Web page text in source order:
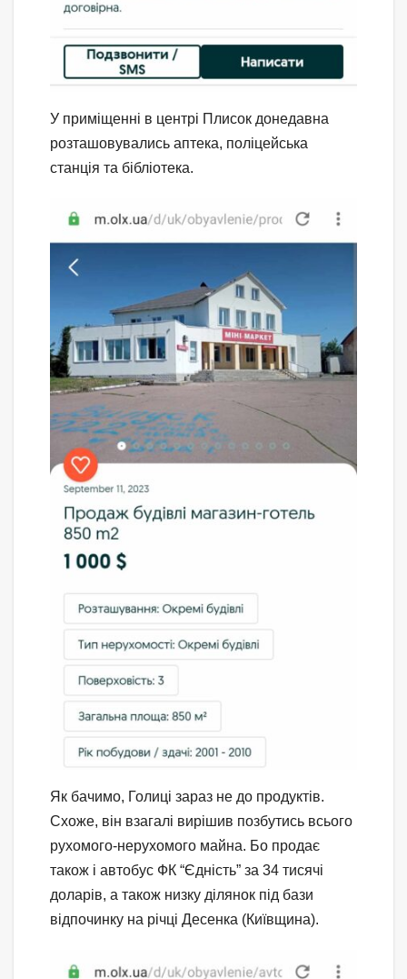
У приміщенні в центрі Плисок донедавна
розташовувались аптека, поліцейська
станція та бібліотека.
Як бачимо, Голиці зараз не до продуктів.
Схоже, він взагалі вирішив позбутись всього
рухомого-нерухомого майна. Бо продає
також і автобус ФК “Єдність” за 34 тисячі
доларів, а також низку ділянок під бази
відпочинку на річці Десенка (Київщина).